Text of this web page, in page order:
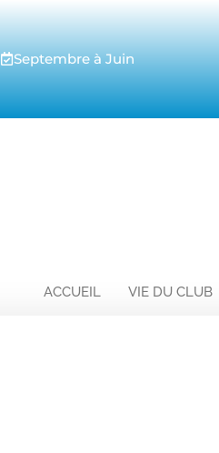
Septembre à Juin
ACCUEIL VIE DU CLUB